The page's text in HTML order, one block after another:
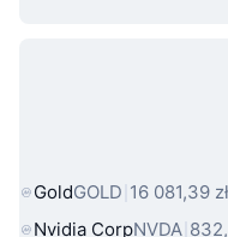
Popularne
GoldGOLD 16 081,39 zł
Nvidia CorpNVDA